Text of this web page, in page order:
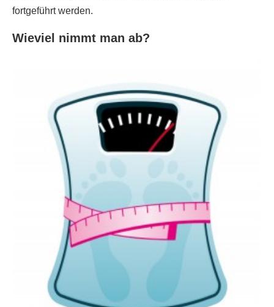
fortgeführt werden.
Wieviel nimmt man ab?